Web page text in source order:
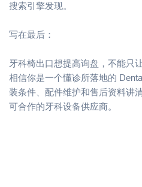
搜索引擎发现。
写在最后：
牙科椅出口想提高询盘，不能只
相信你是一个懂诊所落地的
装条件、配件维护和售后资料讲
可合作的牙科设备供应商。